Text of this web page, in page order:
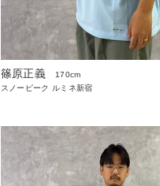
篠原正義
170cm
スノーピーク ルミネ新宿